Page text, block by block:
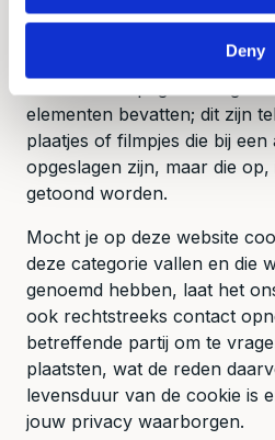
Deny
werken, kan het zijn dat wij
partijen worden geplaatst. Dit
elementen bevatten; dit zijn
plaatjes of filmpjes die bij een
opgeslagen zijn, maar die
getoond worden.
Mocht je op deze website
deze categorie vallen en die
genoemd hebben, laat het
ook rechtstreeks contact
betreffende partij om te
plaatsten, wat de reden
levensduur van de cookie is
jouw privacy waarborgen.